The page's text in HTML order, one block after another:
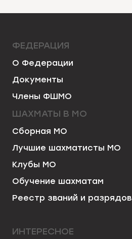
ФЕДЕРАЦИЯ
О Федерации
Документы
Члены ФШМО
ШАХМАТЫ В МО
Сборная МО
Лучшие шахматисты МО
Клубы МО
Обучение шахматам
Реестр званий и разрядов
ИНТЕРЕСНОЕ